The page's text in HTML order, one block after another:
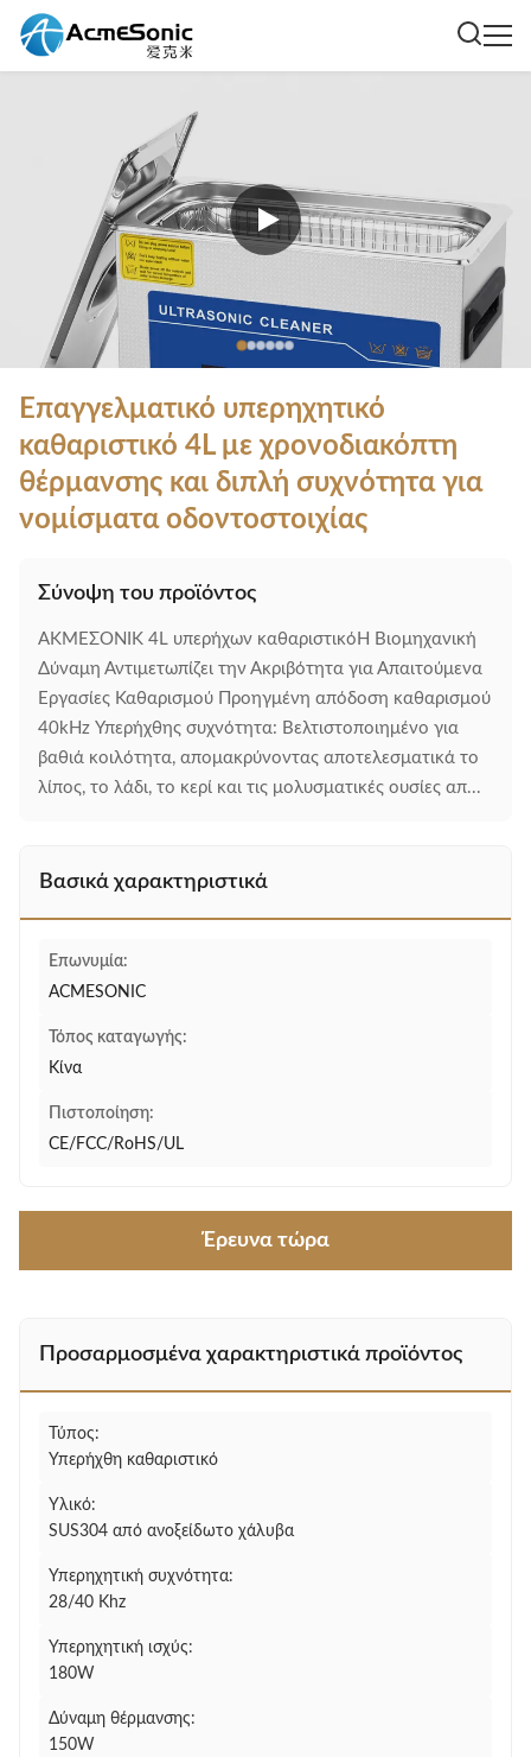
Επαγγελματικό υπερηχητικό
καθαριστικό 4L με χρονοδιακόπτη
θέρμανσης και διπλή συχνότητα για
νομίσματα οδοντοστοιχίας
Σύνοψη του προϊόντος
ΑΚΜΕΣΟΝΙΚ 4L υπερήχων καθαριστικόΗ Βιομηχανική
Δύναμη Αντιμετωπίζει την Ακριβότητα για Απαιτούμενα
Εργασίες Καθαρισμού Προηγμένη απόδοση καθαρισμού
40kHz Υπερήχθης συχνότητα: Βελτιστοποιημένο για
βαθιά κοιλότητα, απομακρύνοντας αποτελεσματικά το
λίπος, το λάδι, το κερί και τις μολυσματικές ουσίες απ...
Βασικά χαρακτηριστικά
Επωνυμία:
ACMESONIC
Τόπος καταγωγής:
Κίνα
Πιστοποίηση:
CE/FCC/RoHS/UL
Έρευνα τώρα
Προσαρμοσμένα χαρακτηριστικά προϊόντος
Τύπος:
Υπερήχθη καθαριστικό
Υλικό:
SUS304 από ανοξείδωτο χάλυβα
Υπερηχητική συχνότητα:
28/40 Khz
Υπερηχητική ισχύς:
180W
Δύναμη θέρμανσης:
150W